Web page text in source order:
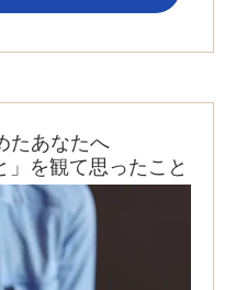
たあなたへ
」を観て思ったこと